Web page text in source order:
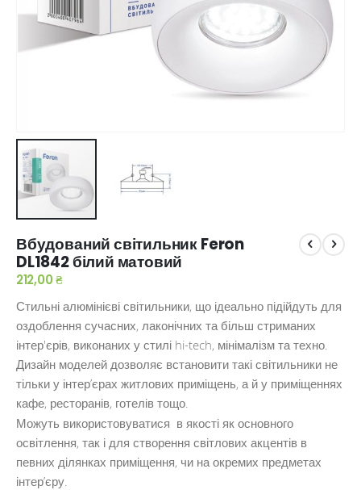
до
початку
галереї
Вбудований світильник Feron
DL1842 білий матовий
212,00 ₴
Стильні алюмінієві світильники, що ідеально підійдуть для
оздоблення сучасних, лаконічних та більш стриманих
інтер'єрів, виконаних у стилі hi-tech, мінімалізм та техно.
Дизайн моделей дозволяє встановити такі світильники не
тільки у інтер’єрах житлових приміщень, а й у приміщеннях
кафе, ресторанів, готелів тощо.
Можуть використовуватися в якості як основного
освітлення, так і для створення світлових акцентів в
певних ділянках приміщення, чи на окремих предметах
інтер’єру.